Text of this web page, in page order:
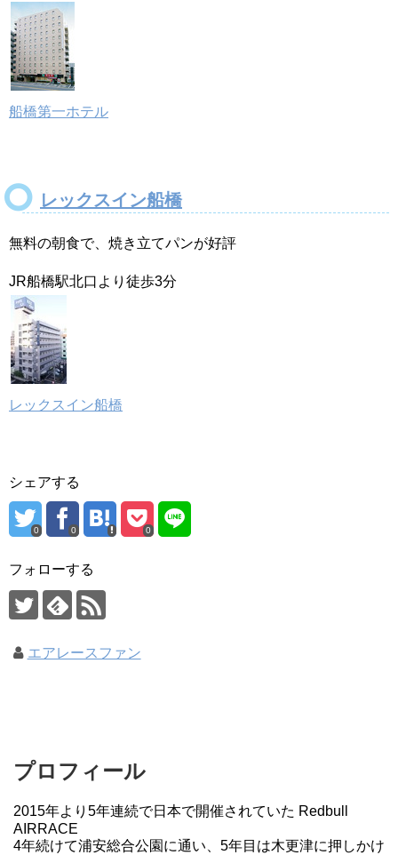
船橋第一ホテル
レックスイン船橋
無料の朝食で、焼き立てパンが好評
JR船橋駅北口より徒歩3分
レックスイン船橋
シェアする
0 0 0
フォローする
エアレースファン
プロフィール
2015年より5年連続で日本で開催されていた Redbull
AIRRACE
4年続けて浦安総合公園に通い、5年目は木更津に押しかけ